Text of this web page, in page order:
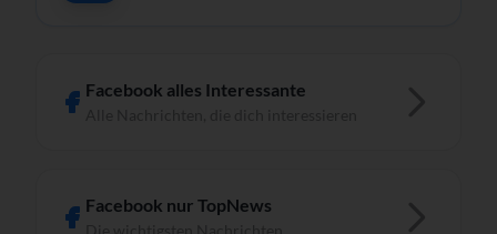
Facebook alles Interessante
Facebook nur TopNews